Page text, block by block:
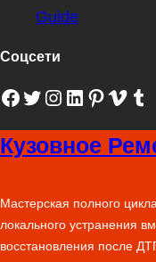
Guide
Соцсети
Facebook Twitter Instagram LinkedIn Pinterest Vimeo Tumblr
Кузовное
Мастерская полного
локального устранения
восстановления после